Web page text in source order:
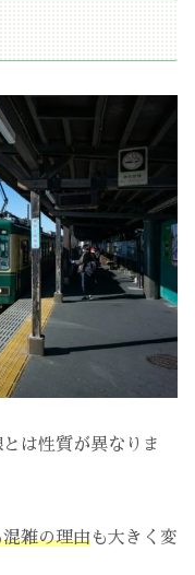
は性質が異なりま
雑の理由も大きく変